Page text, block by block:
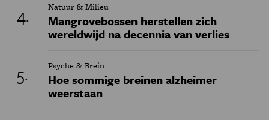
Natuur & Milieu
Mangrovebossen herstellen zich
wereldwijd na decennia van verlies
Psyche & Brein
Hoe sommige breinen alzheimer
weerstaan